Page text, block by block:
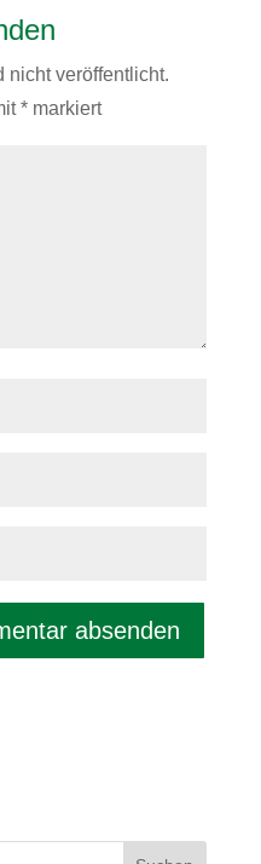
nicht veröffentlicht.
*markiert